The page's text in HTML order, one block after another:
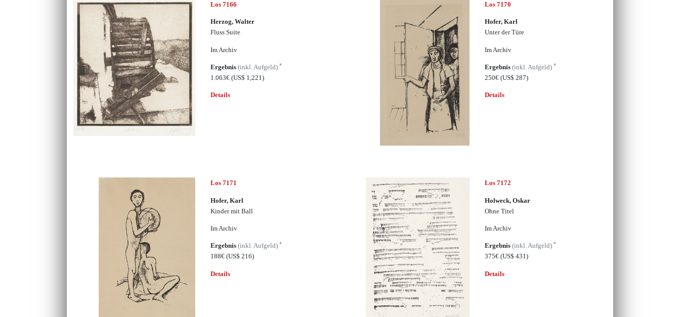
Los 7166
Herzog, Walter
Fluss Suite
Im Archiv
Ergebnis(inkl. Aufgeld)*
1.063€(US$ 1,221)
Details
Los 7170
Hofer, Karl
Unter der Türe
Im Archiv
Ergebnis (inkl. Aufgeld) *
250€ (US$ 287)
Details
Los 7171
Hofer, Karl
Kinder mit Ball
Im Archiv
Ergebnis(inkl. Aufgeld)*
188€(US$ 216)
Details
Los 7172
Holweck, Oskar
Ohne Titel
Im Archiv
Ergebnis (inkl. Aufgeld) *
375€ (US$ 431)
Details